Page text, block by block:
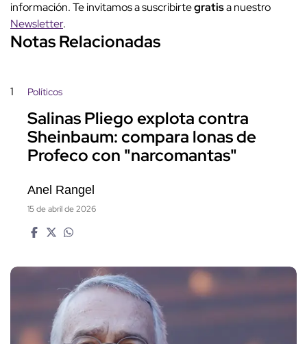
información. Te invitamos a suscribirtegratisa nuestro
Newsletter.
Notas Relacionadas
1 Políticos
Salinas Pliego explota contra
Sheinbaum: compara lonas de
Profeco con "narcomantas"
Anel Rangel
15 de abril de 2026